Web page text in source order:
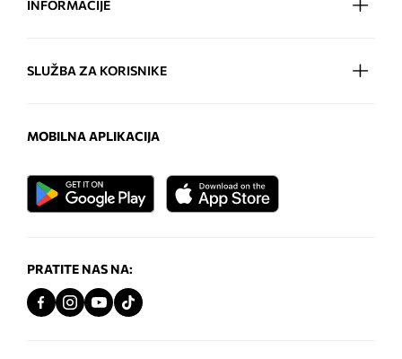
INFORMACIJE
SLUŽBA ZA KORISNIKE
MOBILNA APLIKACIJA
PRATITE NAS NA: